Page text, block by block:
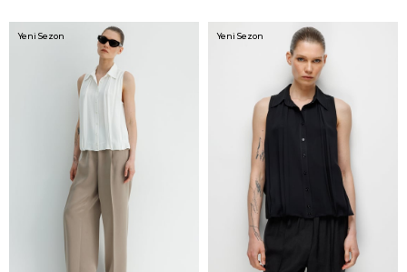
Yeni Sezon Yeni Sezon